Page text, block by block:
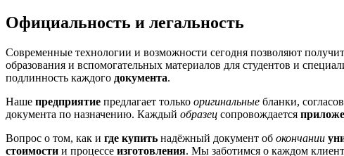
Официальность и легальность
Современные технологии и возможности сегодня позволяют
образования и вспомогательных материалов для студентов и
подлинность каждого документа.
Наше предприятие предлагает только оригинальные бланки,
документа по назначению. Каждый образец сопровождается
Вопрос о том, как и где купить надёжный документ об окончании
стоимости и процессе изготовления. Мы заботимся о каждом